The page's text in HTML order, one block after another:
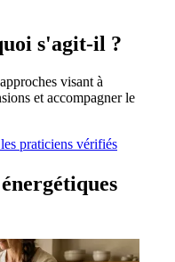
s'agit-il ?
visant à
et accompagner le
praticiens vérifiés